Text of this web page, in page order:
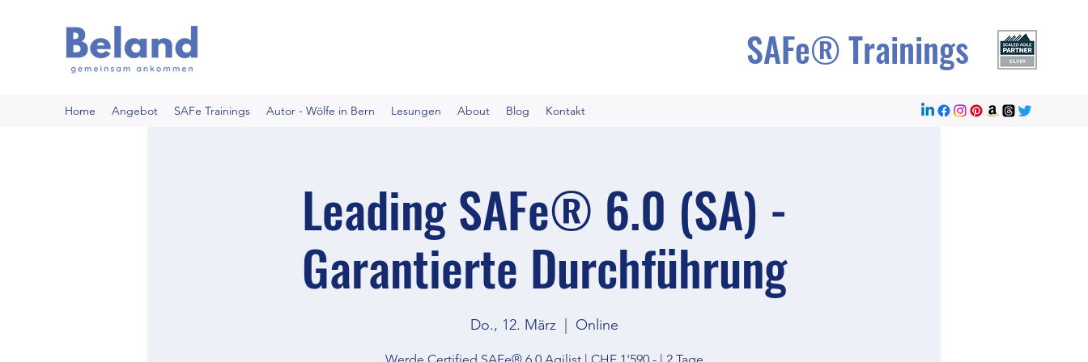
SAFe® Trainings
Home Angebot SAFe Trainings Autor - Wölfe in Bern Lesungen About Blog Kontakt
Leading SAFe® 6.0 (SA) -
Garantierte Durchführung
Do., 12. März
  |
Online